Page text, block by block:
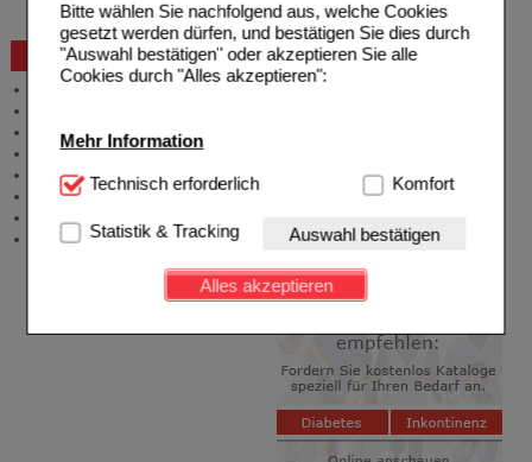
Bitte wählen Sie nachfolgend aus, welche Cookies
gesetzt werden dürfen, und bestätigen Sie dies durch
"Auswahl bestätigen" oder akzeptieren Sie alle
Cookies durch "Alles akzeptieren":
Mehr Information
Technisch Notwendig:Hierbei handelt es sich um
Website notwendig sind (z.B. Navigation, Warenkorb,
Kundenkonto), weshalb auf diese nicht verzichtet
werden kann.
Einkaufserlebnis noch ansprechender zu gestalten,
beispielsweise für die Wiedererkennung des
Besuchers oder unsere Seite an bevorzugte
Verhaltensweisen (z.B. Spracheinstellung)
anzupassen. Komfort-Cookies ermöglichen es uns
auch auf Ihre Bedürfnisse zugeschrittene Inhalte
Technisch erforderlich Komfort
Statistik & Tracking Auswahl bestätigen
Alles akzeptieren
Bestellschein
Beratung und Service
Meldung Arzneimittelrisiken
Zuzahlungsfreie Arzneien
Angebote & Downloads
Newsletter
Stellenangebote